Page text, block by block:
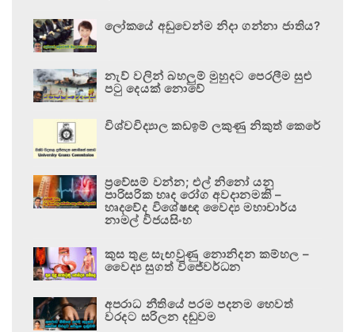
ලෝකයේ අඩුවෙන්ම නිදා ගන්නා ජාතිය?
නැව් වලින් බහලුම් මුහුදට පෙරලීම සුළු
පටු දෙයක් නොවේ
විශ්වවිද්‍යාල කඩඉම් ලකුණු නිකුත් කෙරේ
ප්‍රවේසම් වන්න; එල් නිනෝ යනු
පාරිසරික හෘද රෝග අවදානමකි –
හෘදවේද විශේෂඥ වෛද්‍ය මහාචාර්ය
නාමල් විජයසිංහ
කුස තුළ සැඟවුණු නොනිදන කම්හල –
වෛද්‍ය සුගත් විජේවර්ධන
අපරාධ නීතියේ පරම පදනම හෙවත්
වරදට සරිලන දඬුවම